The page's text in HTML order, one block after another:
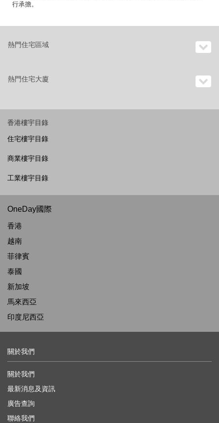
行承擔。
熱門住宅區域
熱門住宅大廈
香港樓宇目錄
住宅樓宇目錄
商業樓宇目錄
工業樓宇目錄
OneDay國際
香港
越南
菲律賓
泰國
新加坡
馬來西亞
印度尼西亞
關於我們
關於我們
最新消息及資訊
廣告查詢
聯絡我們